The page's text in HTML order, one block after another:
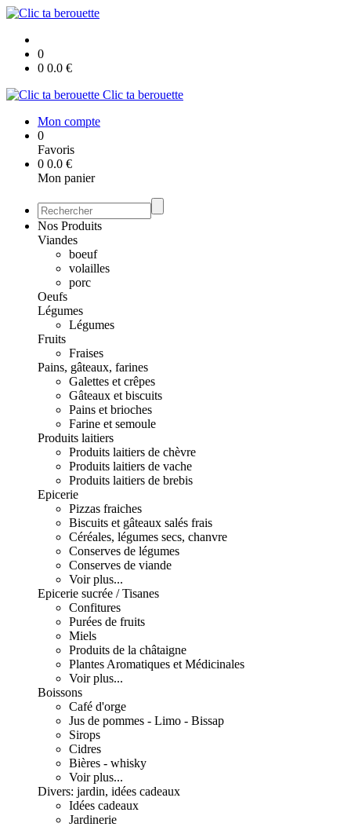
0
0 0.0 €
Clic ta berouette
Mon compte
0
Favoris
0 0.0 €
Mon panier
Nos Produits
Viandes
boeuf
volailles
porc
Oeufs
Légumes
Légumes
Fruits
Fraises
Pains, gâteaux, farines
Galettes et crêpes
Gâteaux et biscuits
Pains et brioches
Farine et semoule
Produits laitiers
Produits laitiers de chèvre
Produits laitiers de vache
Produits laitiers de brebis
Epicerie
Pizzas fraiches
Biscuits et gâteaux salés frais
Céréales, légumes secs, chanvre
Conserves de légumes
Conserves de viande
Voir plus...
Epicerie sucrée / Tisanes
Confitures
Purées de fruits
Miels
Produits de la châtaigne
Plantes Aromatiques et Médicinales
Voir plus...
Boissons
Café d'orge
Jus de pommes - Limo - Bissap
Sirops
Cidres
Bières - whisky
Voir plus...
Divers: jardin, idées cadeaux
Idées cadeaux
Jardinerie